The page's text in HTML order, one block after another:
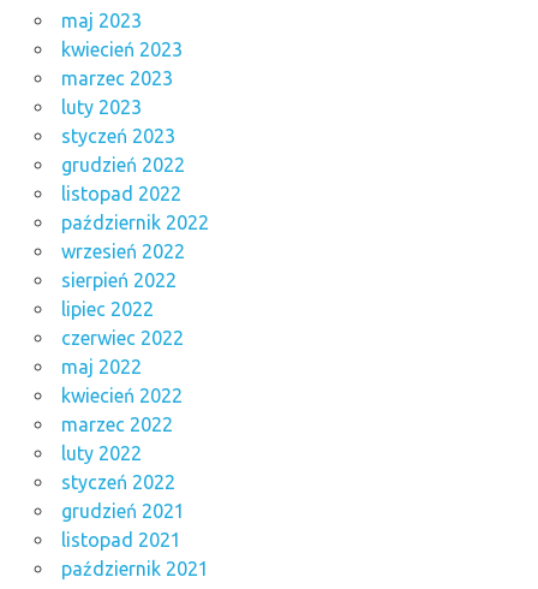
maj 2023
kwiecień 2023
marzec 2023
luty 2023
styczeń 2023
grudzień 2022
listopad 2022
październik 2022
wrzesień 2022
sierpień 2022
lipiec 2022
czerwiec 2022
maj 2022
kwiecień 2022
marzec 2022
luty 2022
styczeń 2022
grudzień 2021
listopad 2021
październik 2021